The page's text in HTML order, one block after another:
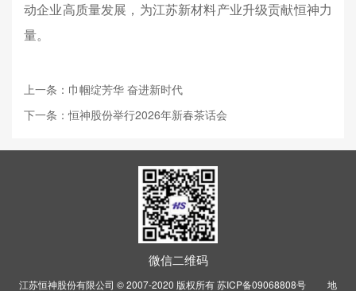
动企业高质量发展，为江苏新材料产业升级贡献恒神力
量。
上一条：巾帼绽芳华 奋进新时代
下一条：恒神股份举行2026年新春茶话会
微信二维码
江苏恒神股份有限公司 © 2007-2020 版权所有苏ICP备09068808号 地